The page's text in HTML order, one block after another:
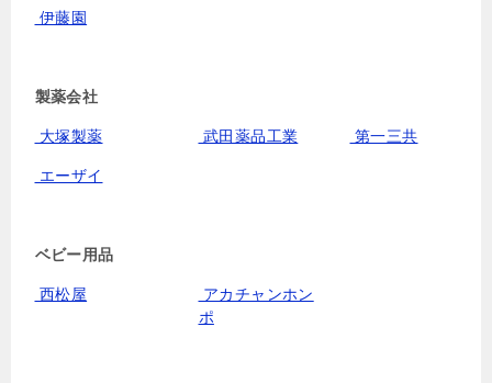
伊藤園
製薬会社
大塚製薬 武田薬品工業 第一三共
エーザイ
ベビー用品
西松屋
アカチャンホン
ポ